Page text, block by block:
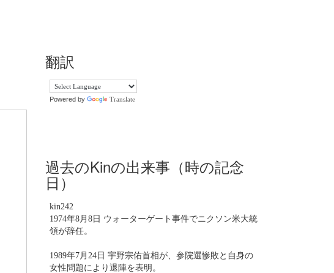
翻訳
Powered by Translate
過去のKinの出来事（時の記念
日）
kin242
1974年8月8日 ウォーターゲート事件でニクソン米大統
領が辞任。
1989年7月24日 宇野宗佑首相が、参院選惨敗と自身の
女性問題により退陣を表明。